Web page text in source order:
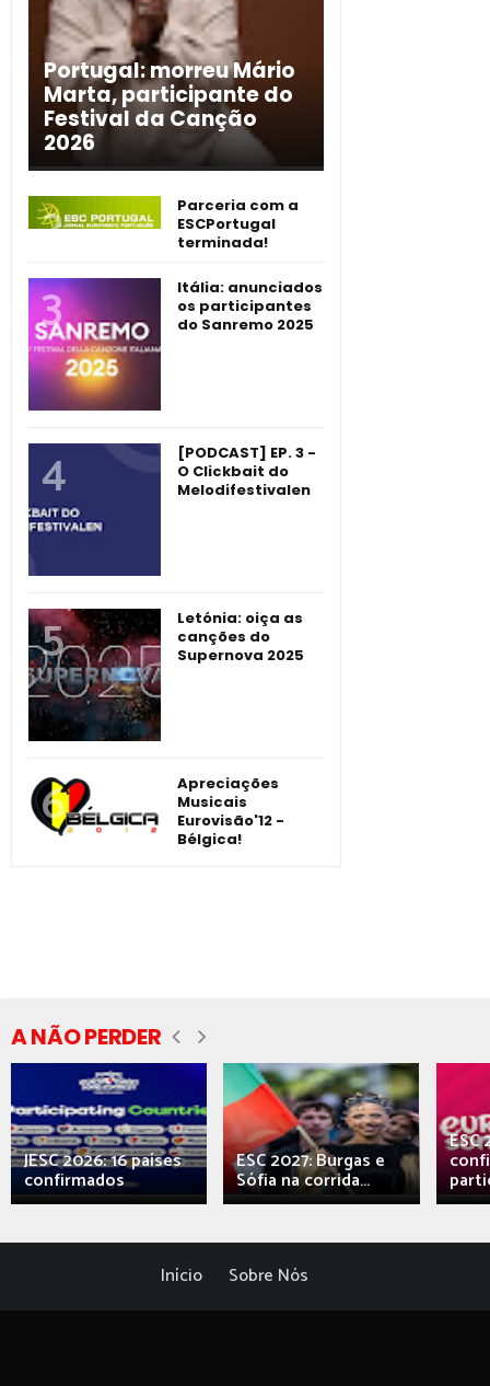
Portugal: morreu Mário
Marta, participante do
Festival da Canção
2026
Parceria com a
ESCPortugal
terminada!
Itália: anunciados
os participantes
do Sanremo 2025
[PODCAST] EP. 3 -
O Clickbait do
Melodifestivalen
Letónia: oiça as
canções do
Supernova 2025
Apreciações
Musicais
Eurovisão'12 -
Bélgica!
A NÃO PERDER
JESC 2026: 16 países
confirmados
ESC 2027: Burgas e
Sófia na corrida...
ESC
Início Sobre Nós